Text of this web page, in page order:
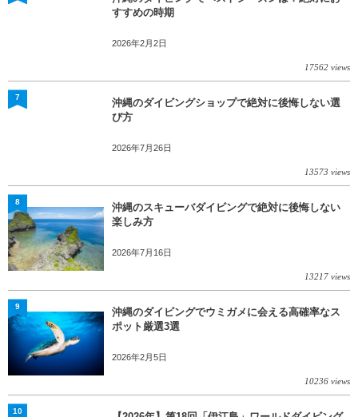
すすめの時期
2026年2月2日
17562 views
沖縄のダイビングショップで絶対に後悔しない選
び方
2026年7月26日
13573 views
7
沖縄のスキューバダイビングで絶対に後悔しない
楽しみ方
2026年7月16日
13217 views
8
沖縄のダイビングでウミガメに会える高確率なス
ポット厳選3選
2026年2月5日
10236 views
9
10